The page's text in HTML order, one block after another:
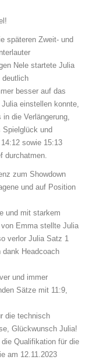
späteren Zweit- und
Nele startete Julia
deutlich
besser auf das
einstellen konnte,
die Verlängerung,
Spielglück und
sowie 15:13
durchatmen.
zum Showdown
und auf Position
und mit starkem
Emma stellte Julia
verlor Julia Satz 1
Headcoach
und immer
Sätze mit 11:9,
die technisch
Glückwunsch Julia!
Qualifikation für die
am 12.11.2023